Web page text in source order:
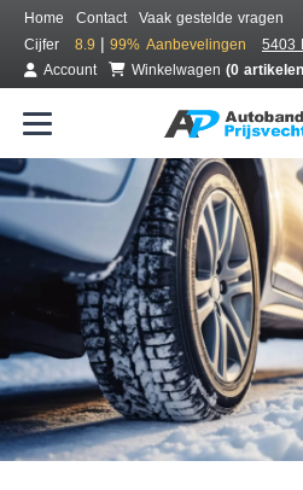
Home Contact
Vaak gestelde vragen
Cijfer
8.9 | 99% Aanbevelingen
5403
Account
Winkelwagen (0
Bestel voordelig
Gratis bezorgd of montage bij
Seizoen: